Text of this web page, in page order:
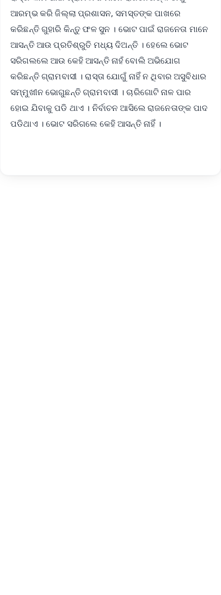
ଆରମ୍ଭ କରି ଜିଲ୍ଲା ପ୍ରଶାସନ, ସମସ୍ତଙ୍କ ପାଖରେ
କରିଛନ୍ତି ଗୁହାରି କିନ୍ତୁ ଫଳ ସୁନ । ଭୋଟ ପାଇଁ ରାଜନେତା ମାନେ
ଆସନ୍ତି ଆଉ ପ୍ରତିଶ୍ରୁତି ମଧ୍ୟ ଦିଅନ୍ତି । ହେଲେ ଭୋଟ
ସରିଗଲଲେ ଆଉ କେହି ଆସନ୍ତି ନାହଁ ବୋଲି ଅଭିଯୋଗ
କରିଛନ୍ତି ଗ୍ରାମବାସୀ । ରାସ୍ତା ଯୋଗୁଁ ନାହିଁ ନ ଥିବାର ଅସୁବିଧାର
ସମ୍ମୁଖୀନ ଭୋଗୁଛନ୍ତି ଗ୍ରାମବାସୀ । ଚାରିଗୋଟି ନାଳ ପାର
ହୋଇ ଯିବାକୁ ପଡି ଥାଏ । ନିର୍ବାଚନ ଆସିଲେ ରାଜନେତାଙ୍କ ପାଦ
ପଡିଥାଏ । ଭୋଟ ସରିଗଲେ କେହି ଆସନ୍ତି ନାହିଁ ।